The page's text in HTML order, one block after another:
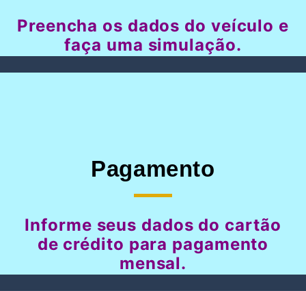
Preencha os dados do veículo e
faça uma simulação.
Pagamento
Informe seus dados do cartão
de crédito para pagamento
mensal.